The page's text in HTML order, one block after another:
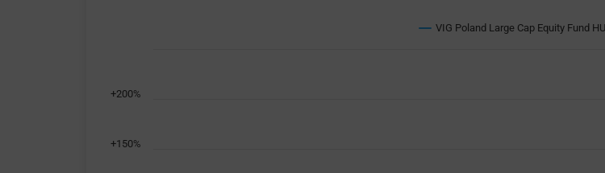
VIG Poland Large Cap Equity Fund
+150%
+200%